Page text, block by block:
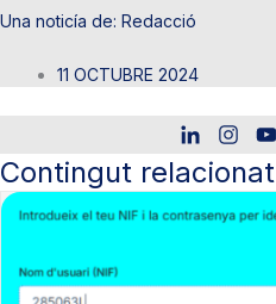
Redacció
11 OCTUBRE 2024
Contingut relacionat